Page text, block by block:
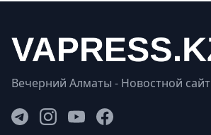
Вечерний Алматы - Новостной сайт